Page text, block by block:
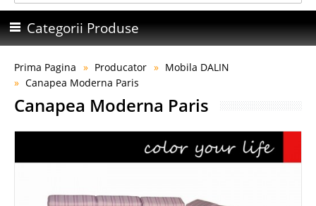
Categorii Produse
Prima Pagina Producator
Mobila DALIN
Canapea Moderna Paris
Canapea Moderna Paris